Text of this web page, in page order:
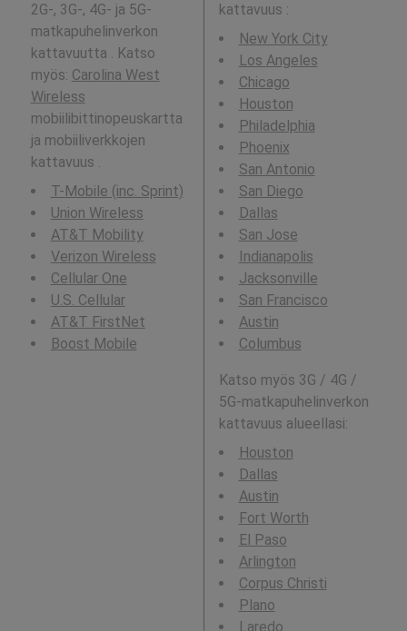
2G-, 3G-, 4G- ja 5G-
matkapuhelinverkon
kattavuutta . Katso
myös: Carolina West
Wireless
mobiilibittinopeuskartta
ja mobiiliverkkojen
kattavuus .
T-Mobile (inc. Sprint)
Union Wireless
AT&T Mobility
Verizon Wireless
Cellular One
U.S. Cellular
AT&T FirstNet
Boost Mobile
kattavuus :
New York City
Los Angeles
Chicago
Houston
Philadelphia
Phoenix
San Antonio
San Diego
Dallas
San Jose
Indianapolis
Jacksonville
San Francisco
Austin
Columbus
Katso myös 3G / 4G /
5G-matkapuhelinverkon
kattavuus alueellasi:
Houston
Dallas
Austin
Fort Worth
El Paso
Arlington
Corpus Christi
Plano
Laredo